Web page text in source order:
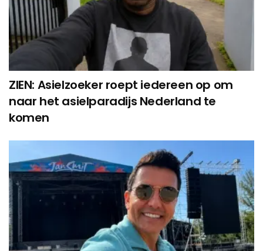
ZIEN: Asielzoeker roept iedereen op om
naar het asielparadijs Nederland te
komen